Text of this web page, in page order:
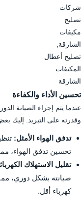
شركات
تصليح
مكيفات
الشارقة,
تصليح أعطال
المكيفات
الشارقة
تحسين الأداء والكفاءة
عندما يتم إجراء الصيانة
وقدرته على التبريد. إليك
تدفق الهواء الأمثل:
تحسين تدفق الهواء،
تقليل الاستهلاك
صيانته بشكل دوري،
كهرباء أقل.